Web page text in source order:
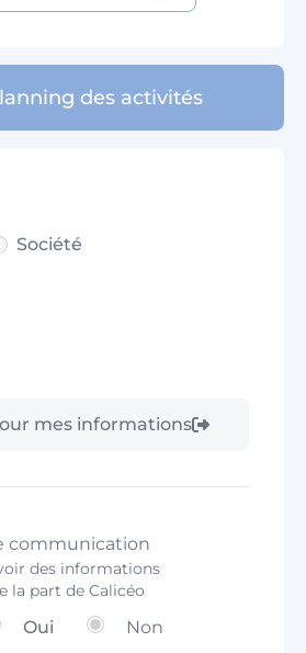
Société
mes informations
communication
des informations
la part de Calicéo
Oui Non
des activités